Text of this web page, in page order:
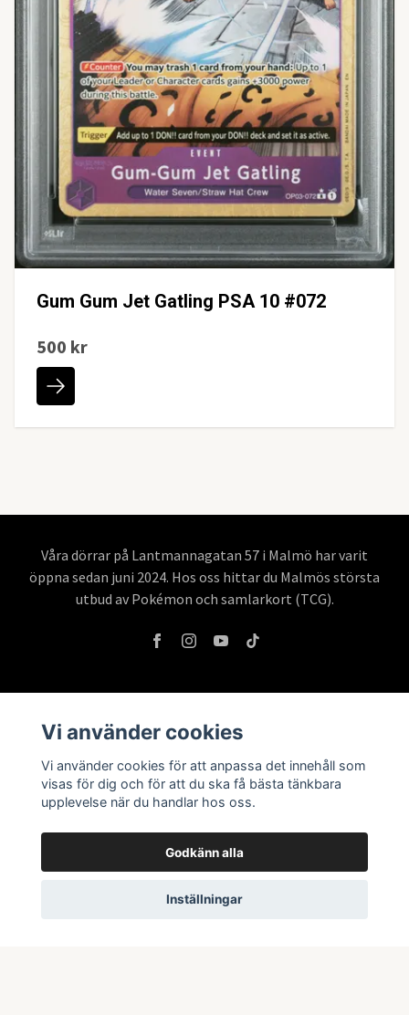
Gum Gum Jet Gatling PSA 10 #072
500 kr
Våra dörrar på Lantmannagatan 57 i Malmö har varit
öppna sedan juni 2024. Hos oss hittar du Malmös största
utbud av Pokémon och samlarkort (TCG).
Butik & öppettider
Kontakta oss
Vi använder cookies
Vi använder cookies för att anpassa det innehåll som
visas för dig och för att du ska få bästa tänkbara
upplevelse när du handlar hos oss.
Godkänn alla
Inställningar